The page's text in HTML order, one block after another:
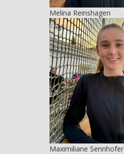
Melina Reinshagen
Maximiliane Sennhofer